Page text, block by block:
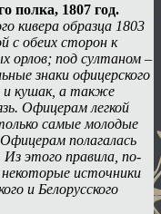
полка, 1807 год.
кивера образца 1803
с обеих сторон к
орлов; под султаном –
знаки офицерского
и кушак, а также
Офицерам легкой
самые молодые
полагалась
этого правила, по-
некоторые источники
и Белорусского